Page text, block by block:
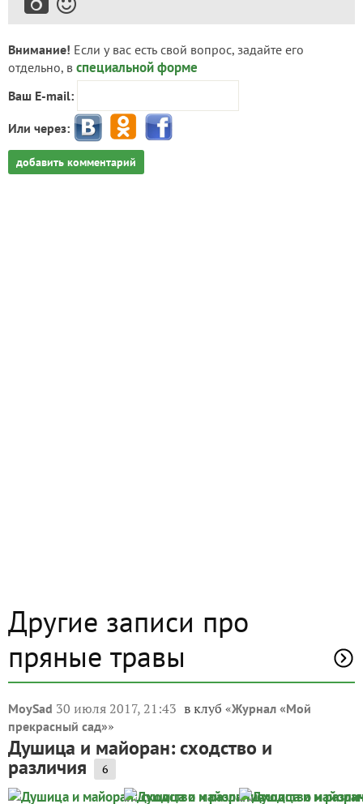
Внимание! Если у вас есть свой вопрос, задайте его
отдельно, в специальной форме
Ваш E-mail:
Или через:
добавить комментарий
Другие записи про
пряные травы
MoySad 30 июля 2017, 21:43 в клуб «Журнал «Мой
прекрасный сад»»
Душица и майоран: сходство и
различия 6